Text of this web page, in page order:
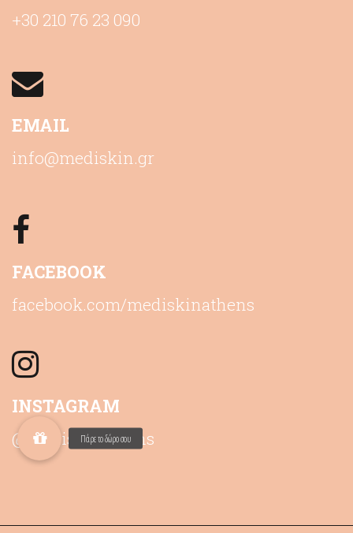
+30 210 76 23 090
EMAIL
info@mediskin.gr
FACEBOOK
facebook.com/mediskinathens
INSTAGRAM
@mediskinathens